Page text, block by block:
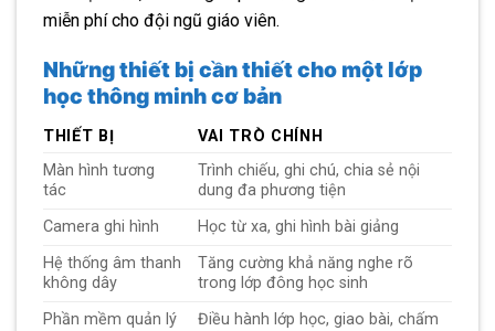
miễn phí cho đội ngũ giáo viên.
Những thiết bị cần thiết cho một lớp
học thông minh cơ bản
THIẾT BỊ
VAI TRÒ CHÍNH
Màn hình tương
tác
Trình chiếu, ghi chú, chia sẻ nội
dung đa phương tiện
Camera ghi hình
Học từ xa, ghi hình bài giảng
Hệ thống âm thanh
không dây
Tăng cường khả năng nghe rõ
trong lớp đông học sinh
Phần mềm quản lý
Điều hành lớp học, giao bài, chấm